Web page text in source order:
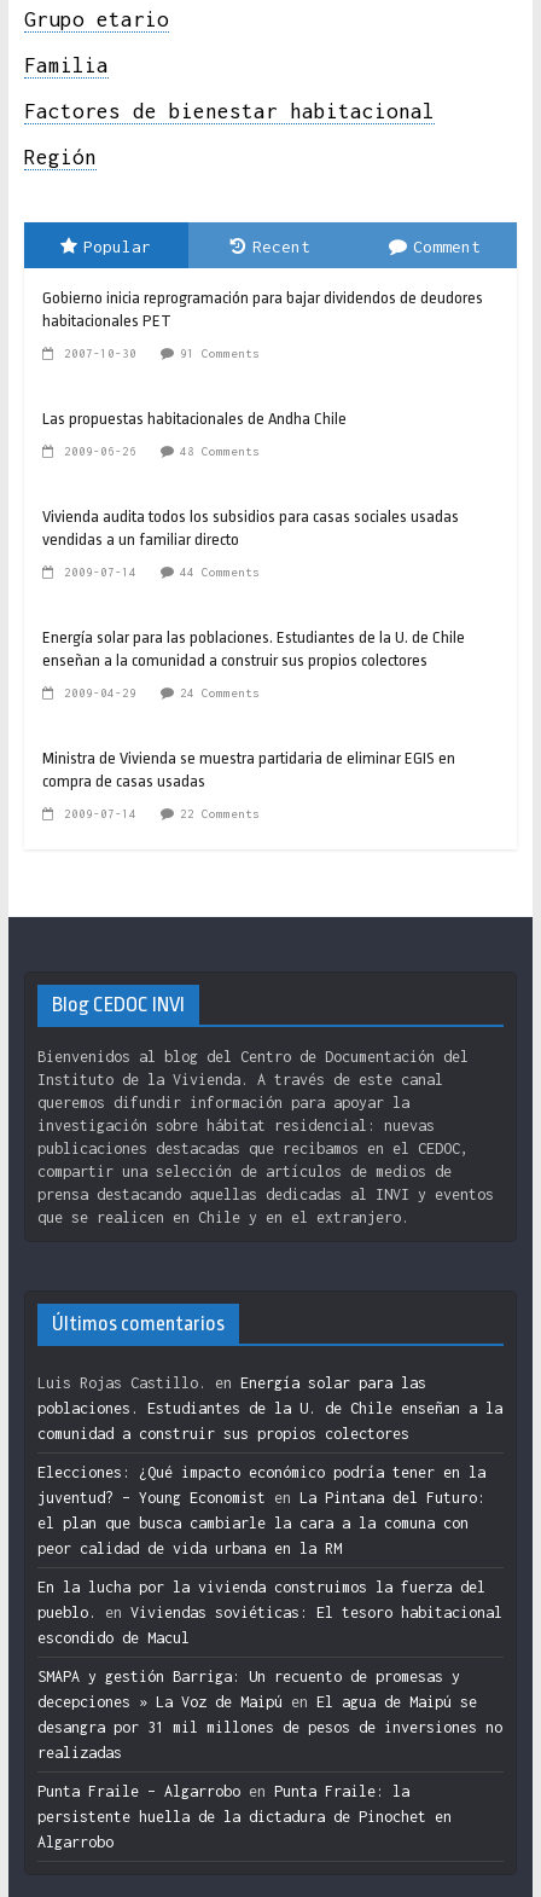
Grupo etario
Familia
Factores de bienestar habitacional
Región
Popular Recent Comment
Gobierno inicia reprogramación para bajar dividendos de deudores
habitacionales PET
2007-10-30 91 Comments
Las propuestas habitacionales de Andha Chile
2009-06-26 48 Comments
Vivienda audita todos los subsidios para casas sociales usadas
vendidas a un familiar directo
2009-07-14 44 Comments
Energía solar para las poblaciones. Estudiantes de la U. de Chile
enseñan a la comunidad a construir sus propios colectores
2009-04-29 24 Comments
Ministra de Vivienda se muestra partidaria de eliminar EGIS en
compra de casas usadas
2009-07-14 22 Comments
Blog CEDOC INVI
Bienvenidos al blog del Centro de Documentación del
Instituto de la Vivienda. A través de este canal
queremos difundir información para apoyar la
investigación sobre hábitat residencial: nuevas
publicaciones destacadas que recibamos en el CEDOC,
compartir una selección de artículos de medios de
prensa destacando aquellas dedicadas al INVI y eventos
que se realicen en Chile y en el extranjero.
Últimos comentarios
Luis Rojas Castillo. en Energía solar para las
poblaciones. Estudiantes de la U. de Chile enseñan a la
comunidad a construir sus propios colectores
Elecciones: ¿Qué impacto económico podría tener en la
juventud? – Young Economist en La Pintana del Futuro:
el plan que busca cambiarle la cara a la comuna con
peor calidad de vida urbana en la RM
En la lucha por la vivienda construimos la fuerza del
pueblo.
en Viviendas soviéticas: El tesoro habitacional
escondido de Macul
SMAPA y gestión Barriga: Un recuento de promesas y
decepciones » La Voz de Maipú en El agua de Maipú se
desangra por 31 mil millones de pesos de inversiones no
realizadas
Punta Fraile – Algarroboen Punta Fraile: la
persistente huella de la dictadura de Pinochet en
Algarrobo